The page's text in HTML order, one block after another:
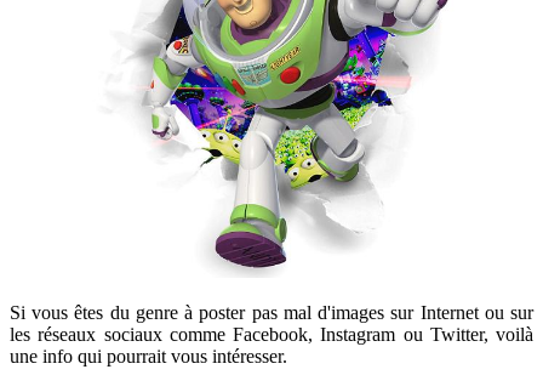
Si vous êtes du genre à poster pas mal d'images sur Internet ou sur
les réseaux sociaux comme Facebook, Instagram ou Twitter, voilà
une info qui pourrait vous intéresser.